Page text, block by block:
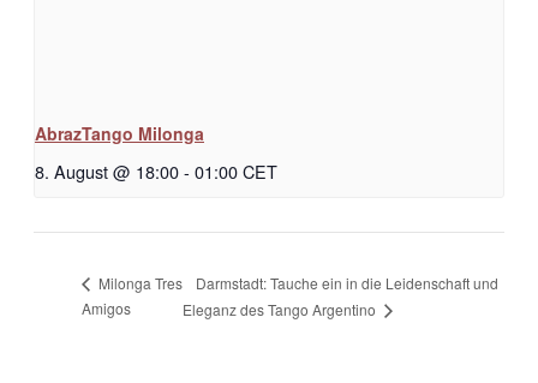
AbrazTango Milonga
8. August @ 18:00- 01:00CET
Milonga Tres
Amigos
Darmstadt: Tauche ein in die Leidenschaft und
Eleganz des Tango Argentino